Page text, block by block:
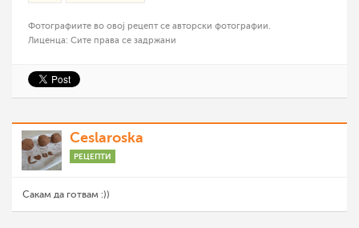
Фотографиите во овој рецепт се авторски фотографии.
Лиценца: Сите права се задржани
Ceslaroska
РЕЦЕПТИ
Сакам да готвам :))